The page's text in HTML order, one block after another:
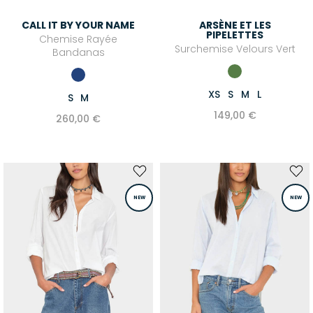
Tuniques
MAILLES & SWEATS
Sweat-shirts
Gilets & Cardigans
Pantalons
Shorts
Joggings & Leggings
COMBINAISONS
CALL IT BY YOUR NAME
Chemise Rayée
Bandanas
S M
260,00 €
ARSÈNE ET LES
PIPELETTES
Surchemise Velours Vert
XS S M
L
149,00 €
NEW NEW